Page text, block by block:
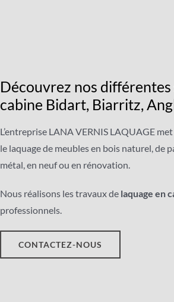
Découvrez nos
cabine Bidart, Biarritz,
L’entreprise LANA VERNIS LAQUAGE
le laquage de meubles en bois naturel, de
métal, en neuf ou en rénovation.
Nous réalisons les travaux de laquage en
professionnels.
CONTACTEZ-NOUS